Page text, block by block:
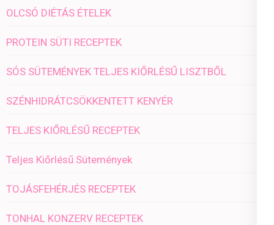
OLCSÓ DIÉTÁS ÉTELEK
PROTEIN SÜTI RECEPTEK
SÓS SÜTEMÉNYEK TELJES KIŐRLÉSŰ LISZTBŐL
SZÉNHIDRÁTCSÖKKENTETT KENYÉR
TELJES KIŐRLÉSŰ RECEPTEK
Teljes Kiőrlésű Sütemények
TOJÁSFEHÉRJÉS RECEPTEK
TONHAL KONZERV RECEPTEK